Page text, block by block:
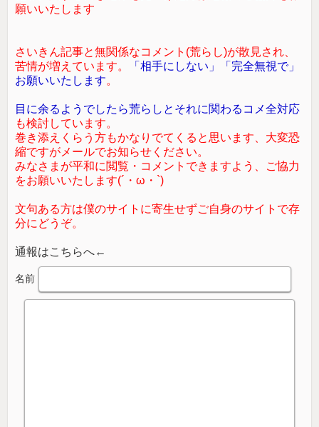
願いいたします
さいきん記事と無関係なコメント(荒らし)が散見され、
苦情が増えています。
「相手にしない」「完全無視で」
お願いいたします。
目に余るようでしたら荒らしとそれに関わるコメ全対応
も検討しています。
巻き添えくらう方もかなりでてくると思います、大変恐
縮ですがメールでお知らせください。
みなさまが平和に閲覧・コメントできますよう、ご協力
をお願いいたします(´・ω・`)
文句ある方は僕のサイトに寄生せずご自身のサイトで存
分にどうぞ。
通報はこちらへ←
名前